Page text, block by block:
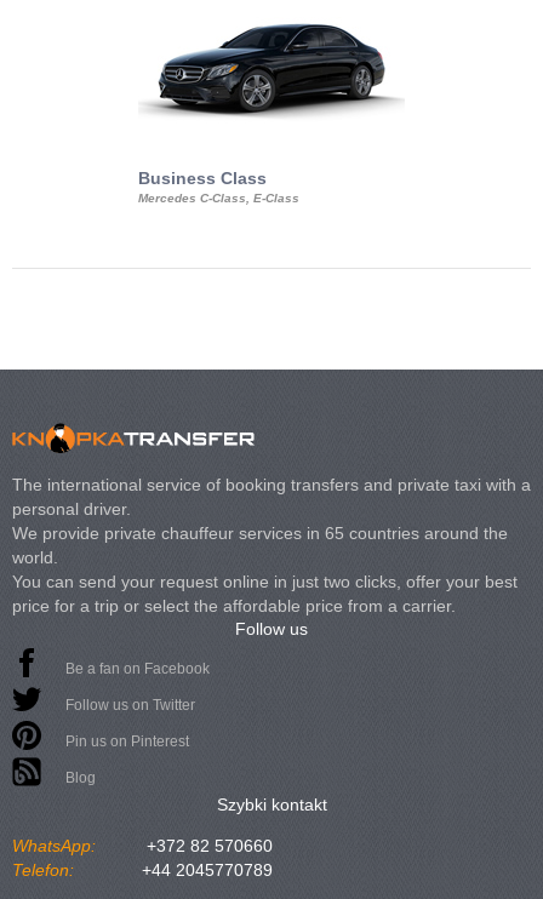
Business Class
Mercedes C-Class, E-Class
The international service of booking transfers and private taxi with a
personal driver.
We provide private chauffeur services in 65 countries around the
world.
You can send your request online in just two clicks, offer your best
price for a trip or select the affordable price from a carrier.
Follow us
Be a fan on Facebook
Follow us on Twitter
Pin us on Pinterest
Blog
Szybki kontakt
WhatsApp:
+372 82 570660
Telefon:
+44 2045770789